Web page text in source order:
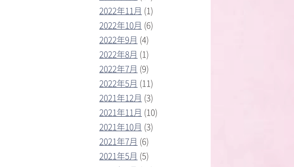
2022年11月 (1)
2022年10月 (6)
2022年9月 (4)
2022年8月 (1)
2022年7月 (9)
2022年5月 (11)
2021年12月 (3)
2021年11月 (10)
2021年10月 (3)
2021年7月 (6)
2021年5月 (5)